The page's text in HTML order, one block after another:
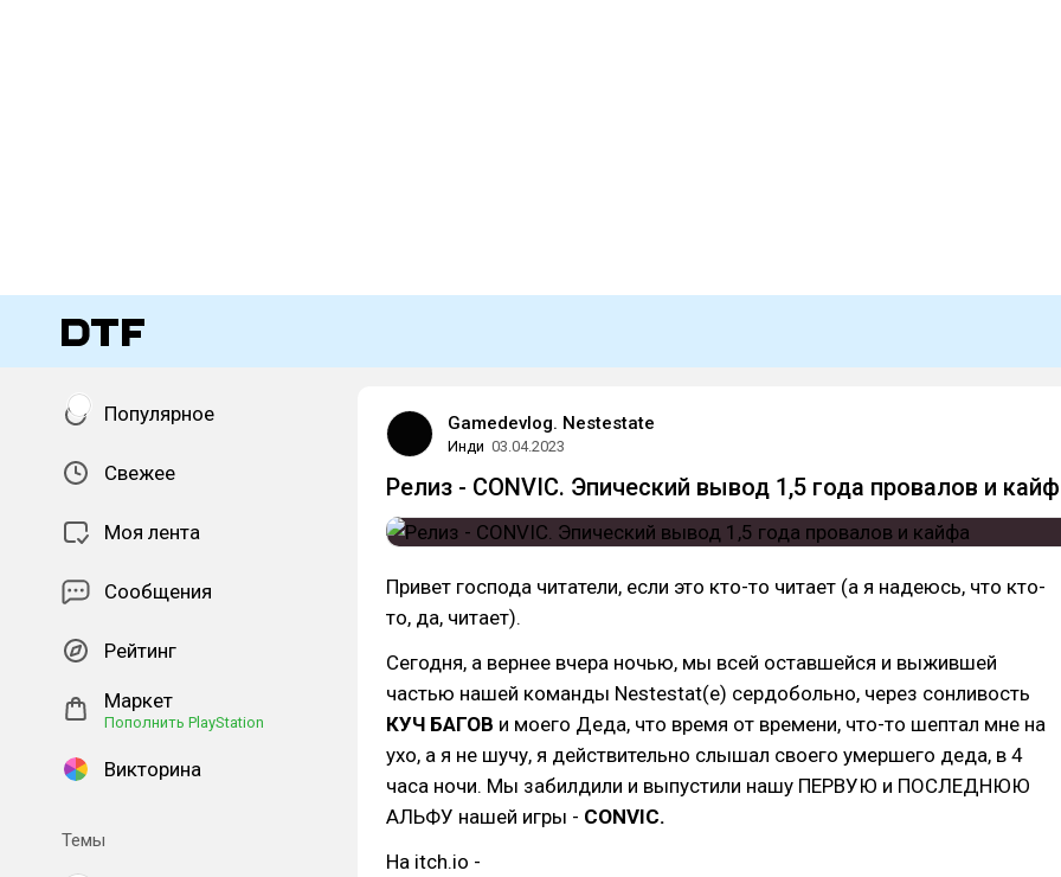
Популярное
Свежее
Моя лента
Сообщения
Рейтинг
Маркет
Пополнить PlayStation
Викторина
Темы
Gamedevlog. Nestestate
Инди 03.04.2023
Релиз - CONVIC. Эпический вывод 1,5 года провалов и
Привет господа читатели, если это кто-то читает (а я надеюсь, что кто-
то, да, читает).
Сегодня, а вернее вчера ночью, мы всей оставшейся и выжившей
частью нашей команды Nestestat(e) сердобольно, через сонливость
КУЧ БАГОВ и моего Деда, что время от времени, что-то шептал мне на
ухо, а я не шучу, я действительно слышал своего умершего деда, в 4
часа ночи. Мы забилдили и выпустили нашу ПЕРВУЮ и ПОСЛЕДНЮЮ
АЛЬФУ нашей игры - CONVIC.
На itch.io -